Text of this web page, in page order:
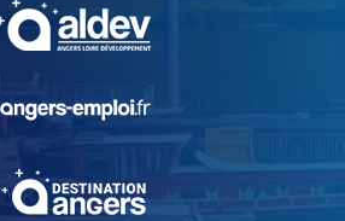
, Ouvre une nouvelle